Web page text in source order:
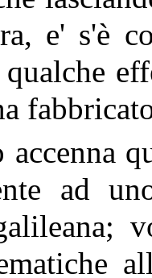
e' s'è
accenna
ad